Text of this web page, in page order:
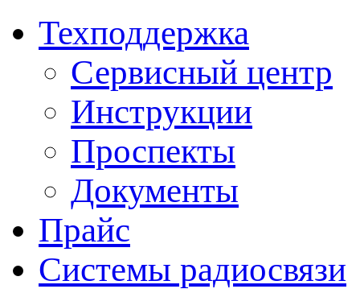
Техподдержка
Сервисный центр
Инструкции
Проспекты
Документы
Прайс
Системы радиосвязи